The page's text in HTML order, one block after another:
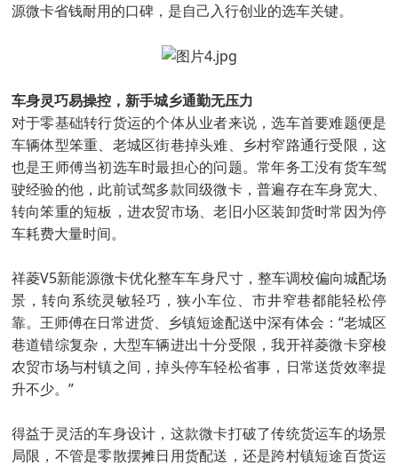
源微卡省钱耐用的口碑，是自己入行创业的选车关键。
车身灵巧易操控，新手城乡通勤无压力
对于零基础转行货运的个体从业者来说，选车首要难题便是
车辆体型笨重、老城区街巷掉头难、乡村窄路通行受限，这
也是王师傅当初选车时最担心的问题。常年务工没有货车驾
驶经验的他，此前试驾多款同级微卡，普遍存在车身宽大、
转向笨重的短板，进农贸市场、老旧小区装卸货时常因为停
车耗费大量时间。
祥菱V5新能源微卡优化整车车身尺寸，整车调校偏向城配场
景，转向系统灵敏轻巧，狭小车位、市井窄巷都能轻松停
靠。王师傅在日常进货、乡镇短途配送中深有体会：“老城区
巷道错综复杂，大型车辆进出十分受限，我开祥菱微卡穿梭
农贸市场与村镇之间，掉头停车轻松省事，日常送货效率提
升不少。”
得益于灵活的车身设计，这款微卡打破了传统货运车的场景
局限，不管是零散摆摊日用货配送，还是跨村镇短途百货运